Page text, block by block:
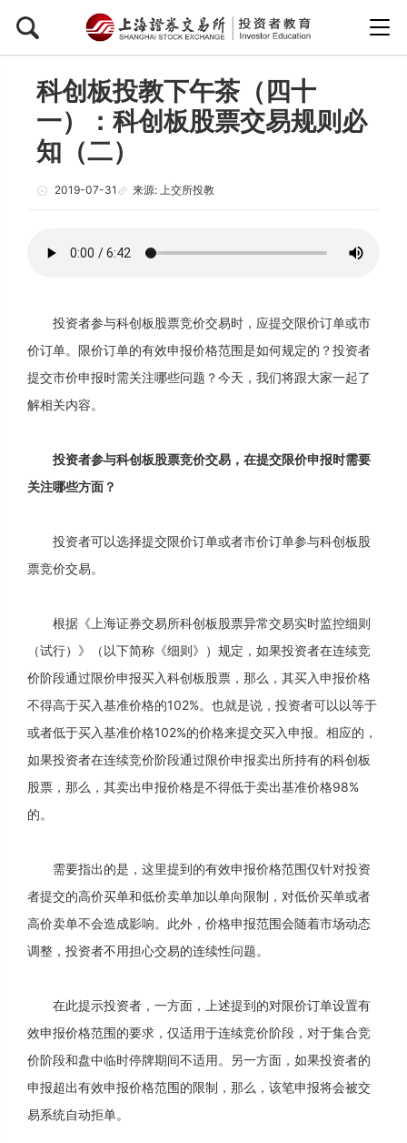
科创板投教下午茶（四十
一）：科创板股票交易规则必
知（二）
2019-07-31 来源: 上交所投教
投资者参与科创板股票竞价交易时，应提交限价订单或市
价订单。限价订单的有效申报价格范围是如何规定的？投资者
提交市价申报时需关注哪些问题？今天，我们将跟大家一起了
解相关内容。
投资者参与科创板股票竞价交易，在提交限价申报时需要
关注哪些方面？
投资者可以选择提交限价订单或者市价订单参与科创板股
票竞价交易。
根据《上海证券交易所科创板股票异常交易实时监控细则
（试行）》（以下简称《细则》）规定，如果投资者在连续竞
价阶段通过限价申报买入科创板股票，那么，其买入申报价格
不得高于买入基准价格的102%。也就是说，投资者可以以等于
或者低于买入基准价格102%的价格来提交买入申报。相应的，
如果投资者在连续竞价阶段通过限价申报卖出所持有的科创板
股票，那么，其卖出申报价格是不得低于卖出基准价格98%
的。
需要指出的是，这里提到的有效申报价格范围仅针对投资
者提交的高价买单和低价卖单加以单向限制，对低价买单或者
高价卖单不会造成影响。此外，价格申报范围会随着市场动态
调整，投资者不用担心交易的连续性问题。
在此提示投资者，一方面，上述提到的对限价订单设置有
效申报价格范围的要求，仅适用于连续竞价阶段，对于集合竞
价阶段和盘中临时停牌期间不适用。另一方面，如果投资者的
申报超出有效申报价格范围的限制，那么，该笔申报将会被交
易系统自动拒单。